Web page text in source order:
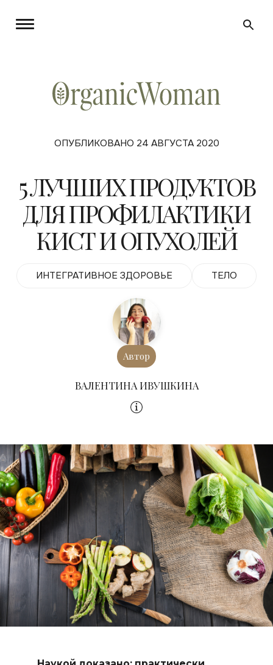
ОПУБЛИКОВАНО 24 АВГУСТА 2020
5 ЛУЧШИХ ПРОДУКТОВ
ДЛЯ ПРОФИЛАКТИКИ
КИСТ И ОПУХОЛЕЙ
ИНТЕГРАТИВНОЕ ЗДОРОВЬЕ ТЕЛО
Автор
ВАЛЕНТИНА ИВУШКИНА